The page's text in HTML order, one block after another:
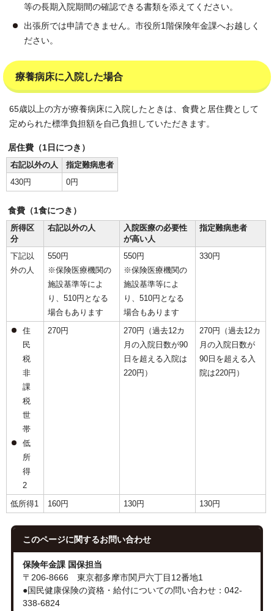
等の長期入院期間の確認できる書類を添えてください。
出張所では申請できません。市役所1階保険年金課へお越しく
ださい。
療養病床に入院した場合
65歳以上の方が療養病床に入院したときは、食費と居住費として
定められた標準負担額を自己負担していただきます。
居住費（1日につき）
右記以外の人
指定難病患者
430円
0円
食費（1食につき）
所得区
分
右記以外の人
入院医療の必要性
が高い人
指定難病患者
下記以
外の人
550円
※保険医療機関の
施設基準等によ
り、510円となる
場合もあります
550円
※保険医療機関の
施設基準等によ
り、510円となる
場合もあります
330円
住
民
税
非
課
税
世
帯
低
所
得
2
270円
270円（過去12カ
月の入院日数が90
日を超える入院は
220円）
270円（過去12カ
月の入院日数が
90日を超える入
院は220円）
低所得1 160円 130円 130円
このページに関するお問い合わせ
保険年金課 国保担当
〒206-8666 東京都多摩市関戸六丁目12番地1
●国民健康保険の資格・給付についての問い合わせ：042-
338-6824